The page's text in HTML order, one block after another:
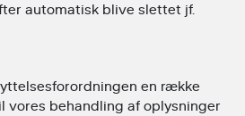
automatisk blive slettet jf.
en række
vores behandling af oplysninger